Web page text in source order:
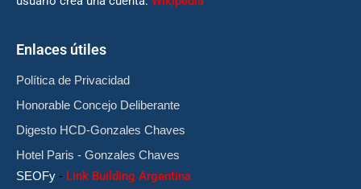
Enlaces útiles
Política de Privacidad
Honorable Concejo Deliberante
Digesto HCD-Gonzales Chaves
Hotel Paris - Gonzales Chaves
SEOFy - Link Building Argentina